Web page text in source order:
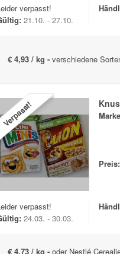
verpasst!
21.10. - 27.10.
€ 4,93 / kg - verschiedene
Verpasst!
Preis:
verpasst!
24.03. - 30.03.
€ 4,73 / kg - oder Nestlé